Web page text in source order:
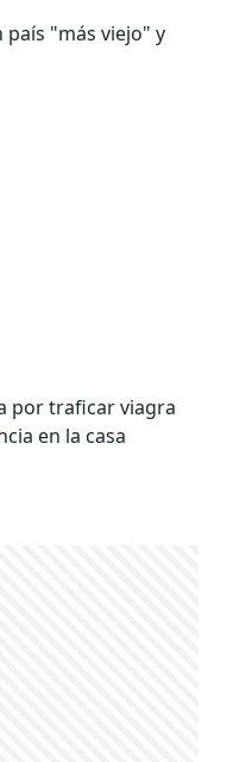
país "más viejo" y
por traficar viagra
en la casa